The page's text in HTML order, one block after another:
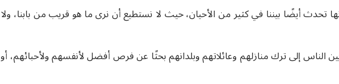
أيضًا بيننا في كثير من الأحيان، حيث لا نستطيع أن نرى ما هو قريب من بابنا، ولا
الناس إلى ترك منازلهم وعائلاتهم وبلدانهم بحثًا عن فرص أفضل لأنفسهم ولأحبائهم، أو